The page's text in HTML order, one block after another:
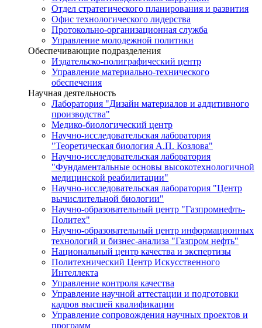
Отдел стратегического планирования и развития
Офис технологического лидерства
Протокольно-организационная служба
Управление молодежной политики
Обеспечивающие подразделения
Издательско-полиграфический центр
Управление материально-технического
обеспечения
Научная деятельность
Лаборатория "Дизайн материалов и аддитивного
производства"
Медико-биологический центр
Научно-исследовательская лаборатория
"Теоретическая биология А.П. Козлова"
Научно-исследовательская лаборатория
"Фундаментальные основы высокотехнологичной
медицинской реабилитации"
Научно-исследовательская лаборатория "Центр
вычислительной биологии"
Научно-образовательный центр "Газпромнефть-
Политех"
Научно-образовательный центр информационных
технологий и бизнес-анализа "Газпром нефть"
Национальный центр качества и экспертизы
Политехнический Центр Искусственного
Интеллекта
Управление контроля качества
Управление научной аттестации и подготовки
кадров высшей квалификации
Управление сопровождения научных проектов и
программ